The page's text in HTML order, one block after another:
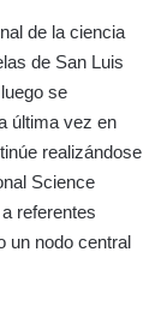
de la ciencia
de San Luis
se
última vez en
realizándose
Science
referentes
un nodo central